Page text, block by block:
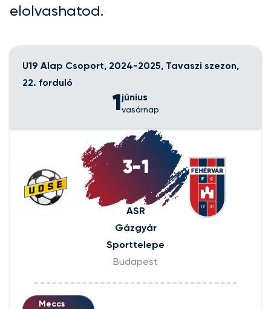
elolvashatod.
U19 Alap Csoport, 2024-2025, Tavaszi szezon,
22. forduló
1június
vasárnap
3-1
ASR
Gázgyár
Sporttelepe
Budapest
Meccs